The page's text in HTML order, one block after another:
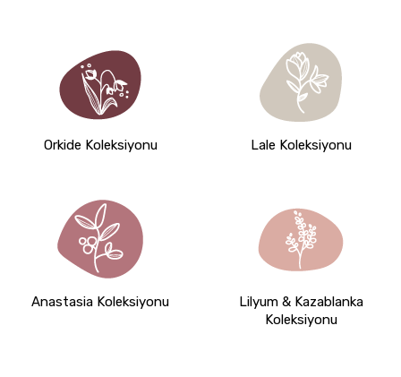
Orkide Koleksiyonu Lale Koleksiyonu
Anastasia Koleksiyonu
Lilyum & Kazablanka
Koleksiyonu